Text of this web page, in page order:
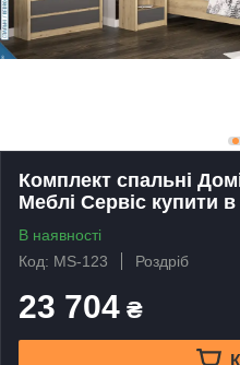
Комплект спальні
Меблі Сервіс купити в
В наявності
Код: MS-123
Роздріб
23 704 ₴